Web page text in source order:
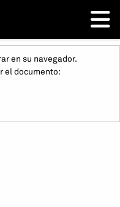
en su navegador.
el documento: